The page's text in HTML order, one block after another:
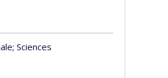
; Sciences